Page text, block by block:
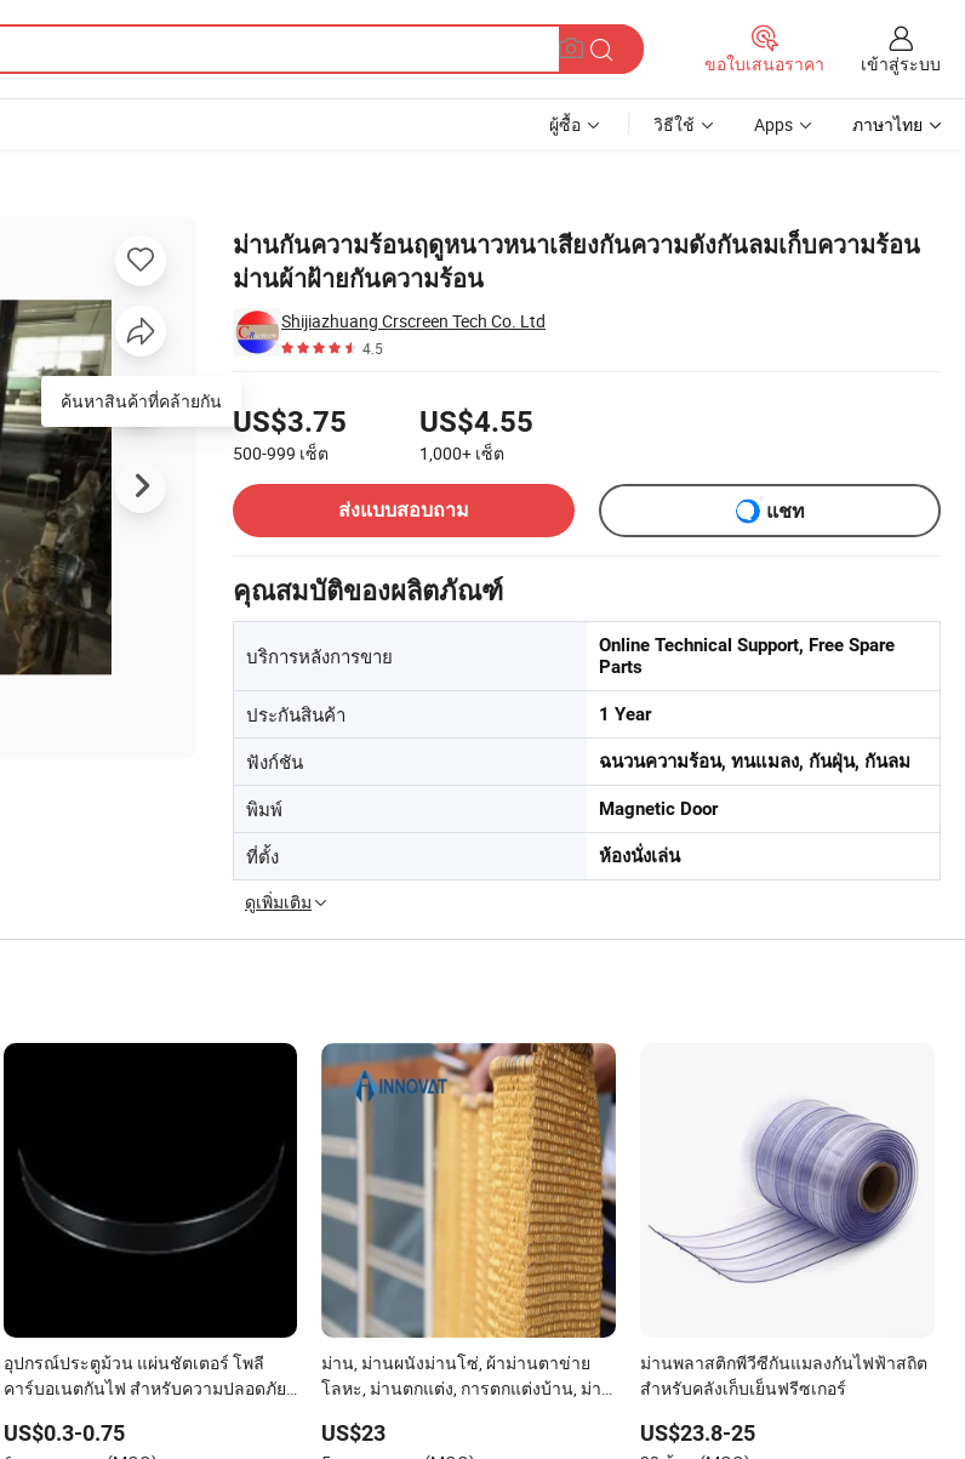
ขอใบเสนอราคา เข้าสู่ระบบ
ผู้ซื้อ วิธีใช้ Apps ภาษาไทย
ม่านกันความร้อนฤดูหนาวหนาเสียงกันความดังกันลมเก็บความร้อน
ม่านผ้าฝ้ายกันความร้อน
Shijiazhuang Crscreen Tech Co. Ltd
4.5
US$3.75
500-999 เซ็ต
US$4.55
1,000+ เซ็ต
ส่งแบบสอบถาม
แชท
คุณสมบัติของผลิตภัณฑ์
บริการหลังการขาย
Online Technical Support, Free Spare
Parts
ประกันสินค้า 1 Year
ฟังก์ชัน ฉนวนความร้อน, ทนแมลง, กันฝุ่น, กันลม
พิมพ์ Magnetic Door
ที่ตั้ง ห้องนั่งเล่น
ดูเพิ่มเติม
ค้นหาสินค้าที่คล้ายกัน
อุปกรณ์ประตูม้วน แผ่นชัตเตอร์ โพลี
คาร์บอเนตกันไฟ สำหรับความปลอดภัย
US$0.3-0.75
ม่าน, ม่านผนังม่านโซ่, ผ้าม่านตาข่าย
โลหะ, ม่านตกแต่ง, การตกแต่งบ้าน, ม่าน
ตาข่ายลวด
US$23
ม่านพลาสติกพีวีซีกันแมลงกันไฟฟ้าสถิต
สำหรับคลังเก็บเย็นฟรีซเกอร์
US$23.8-25